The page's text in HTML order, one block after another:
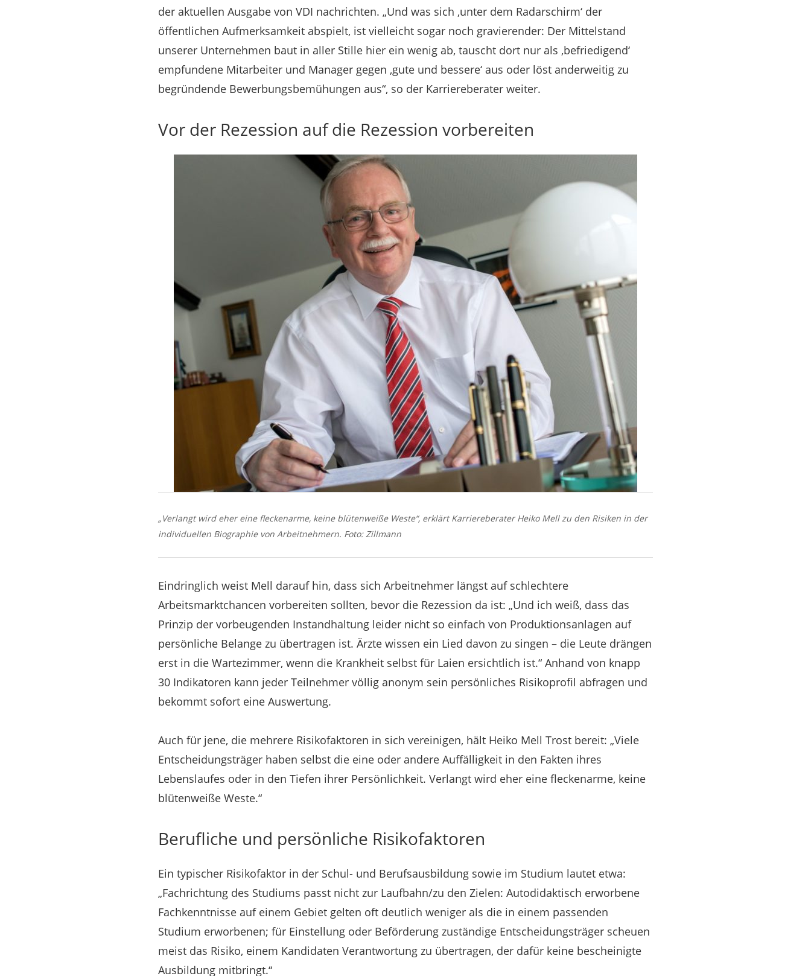
der aktuellen Ausgabe von VDI nachrichten. „Und was sich ,unter dem Radarschirm‘ der
öffentlichen Aufmerksamkeit abspielt, ist vielleicht sogar noch gravierender: Der Mittelstand
unserer Unternehmen baut in aller Stille hier ein wenig ab, tauscht dort nur als ,befriedigend‘
empfundene Mitarbeiter und Manager gegen ‚gute und bessere‘ aus oder löst anderweitig zu
begründende Bewerbungsbemühungen aus“, so der Karriereberater weiter.
Vor der Rezession auf die Rezession vorbereiten
„Verlangt wird eher eine fleckenarme, keine blütenweiße Weste“, erklärt Karriereberater Heiko Mell zu den Risiken in der
individuellen Biographie von Arbeitnehmern. Foto: Zillmann
Eindringlich weist Mell darauf hin, dass sich Arbeitnehmer längst auf schlechtere
Arbeitsmarktchancen vorbereiten sollten, bevor die Rezession da ist: „Und ich weiß, dass das
Prinzip der vorbeugenden Instandhaltung leider nicht so einfach von Produktionsanlagen auf
persönliche Belange zu übertragen ist. Ärzte wissen ein Lied davon zu singen – die Leute drängen
erst in die Wartezimmer, wenn die Krankheit selbst für Laien ersichtlich ist.“ Anhand von knapp
30 Indikatoren kann jeder Teilnehmer völlig anonym sein persönliches Risikoprofil abfragen und
bekommt sofort eine Auswertung.
Auch für jene, die mehrere Risikofaktoren in sich vereinigen, hält Heiko Mell Trost bereit: „Viele
Entscheidungsträger haben selbst die eine oder andere Auffälligkeit in den Fakten ihres
Lebenslaufes oder in den Tiefen ihrer Persönlichkeit. Verlangt wird eher eine fleckenarme, keine
blütenweiße Weste.“
Berufliche und persönliche Risikofaktoren
Ein typischer Risikofaktor in der Schul- und Berufsausbildung sowie im Studium lautet etwa:
„Fachrichtung des Studiums passt nicht zur Laufbahn/zu den Zielen: Autodidaktisch erworbene
Fachkenntnisse auf einem Gebiet gelten oft deutlich weniger als die in einem passenden
Studium erworbenen; für Einstellung oder Beförderung zuständige Entscheidungsträger scheuen
meist das Risiko, einem Kandidaten Verantwortung zu übertragen, der dafür keine bescheinigte
Ausbildung mitbringt.“